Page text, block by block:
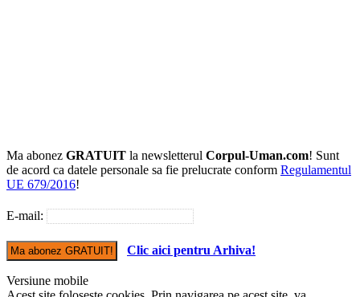
Ma abonez GRATUIT la newsletterul Corpul-Uman.com! Sunt
de acord ca datele personale sa fie prelucrate conform Regulamentul
UE 679/2016!
E-mail:
Clic aici pentru Arhiva!
Versiune mobile